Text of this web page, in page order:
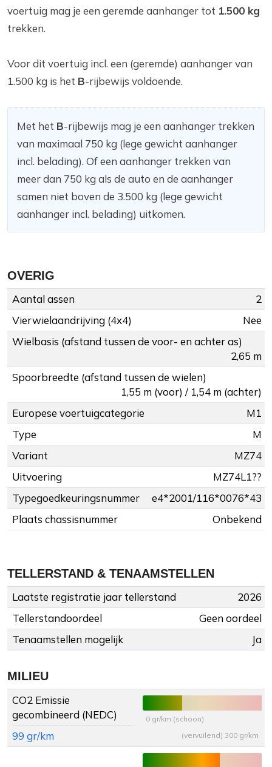
voertuig mag je een geremde aanhanger tot 1.500 kg
trekken.
Voor dit voertuig incl. een (geremde) aanhanger van
1.500 kg is het B-rijbewijs voldoende.
Met het B-rijbewijs mag je een aanhanger trekken
van maximaal 750 kg (lege gewicht aanhanger
incl. belading). Of een aanhanger trekken van
meer dan 750 kg als de auto en de aanhanger
samen niet boven de 3.500 kg (lege gewicht
aanhanger incl. belading) uitkomen.
OVERIG
Aantal assen
2
Vierwielaandrijving (4x4)
Nee
Wielbasis (afstand tussen de voor- en achter as)
2,65 m
Spoorbreedte (afstand tussen de wielen)
1,55 m (voor) / 1,54 m (achter)
Europese voertuigcategorie
M1
Type
M
Variant
MZ74
Uitvoering
MZ74L1??
Typegoedkeuringsnummer
e4*2001/116*0076*43
Plaats chassisnummer
Onbekend
TELLERSTAND & TENAAMSTELLEN
Laatste registratie jaar tellerstand
2026
Tellerstandoordeel
Geen oordeel
Tenaamstellen mogelijk
Ja
MILIEU
CO2 Emissie
gecombineerd (NEDC)
99 gr/km
0 gr/km (schoon)
(vervuilend) 300 gr/km